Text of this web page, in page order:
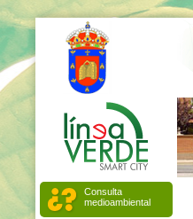
Consulta
medioambiental